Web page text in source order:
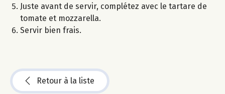
Juste avant de servir, complétez avec le tartare de
tomate et mozzarella.
Servir bien frais.
Retour à la liste